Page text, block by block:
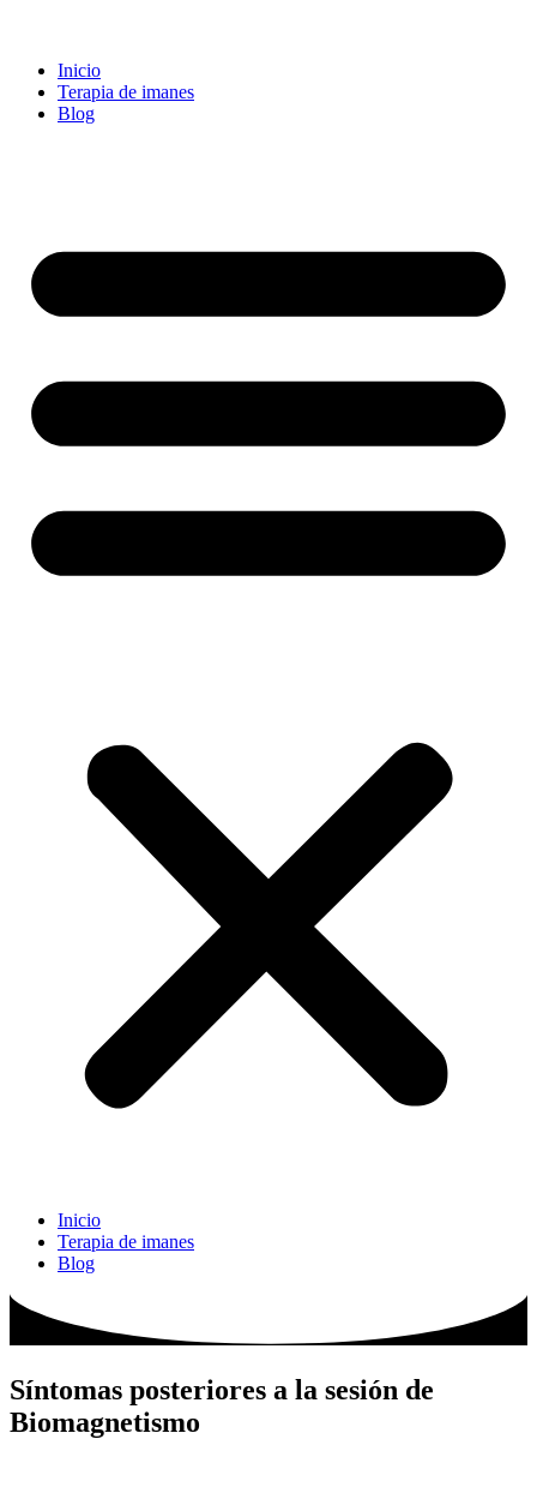
Inicio
Terapia de imanes
Blog
Inicio
Terapia de imanes
Blog
Síntomas posteriores a la sesión de
Biomagnetismo